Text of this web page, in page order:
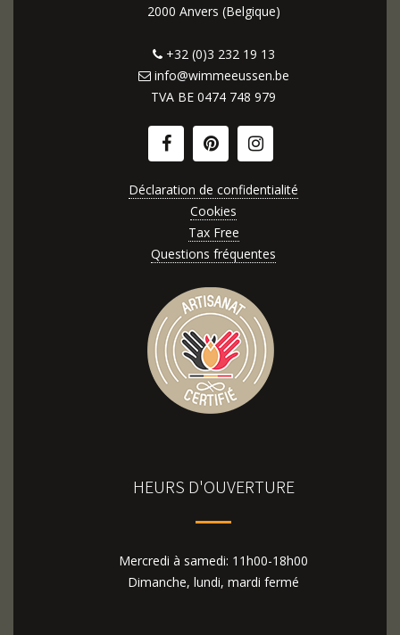
2000 Anvers (Belgique)
+32 (0)3 232 19 13
info@wimmeeussen.be
TVA BE 0474 748 979
Déclaration de confidentialité
Cookies
Tax Free
Questions fréquentes
HEURS D'OUVERTURE
Mercredi à samedi: 11h00-18h00
Dimanche, lundi, mardi fermé